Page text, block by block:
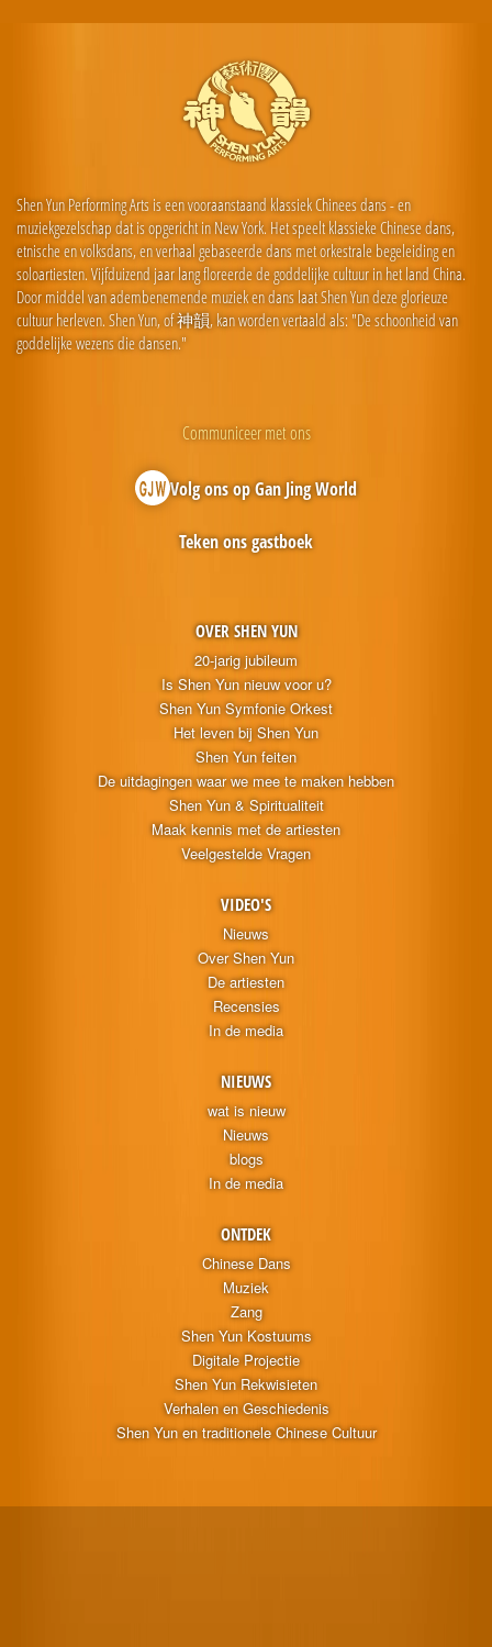
Shen Yun Performing Arts is een vooraanstaand klassiek Chinees dans - en
muziekgezelschap dat is opgericht in New York. Het speelt klassieke Chinese dans,
etnische en volksdans, en verhaal gebaseerde dans met orkestrale begeleiding en
soloartiesten. Vijfduizend jaar lang floreerde de goddelijke cultuur in het land China.
Door middel van adembenemende muziek en dans laat Shen Yun deze glorieuze
cultuur herleven. Shen Yun, of 神韻, kan worden vertaald als: "De schoonheid van
goddelijke wezens die dansen."
OVER SHEN YUN
20-jarig jubileum
Is Shen Yun nieuw voor u?
Shen Yun Symfonie Orkest
Het leven bij Shen Yun
Shen Yun feiten
De uitdagingen waar we mee te maken hebben
Shen Yun & Spiritualiteit
Maak kennis met de artiesten
Veelgestelde Vragen
VIDEO'S
Nieuws
Over Shen Yun
De artiesten
Recensies
In de media
NIEUWS
wat is nieuw
Nieuws
blogs
In de media
ONTDEK
Chinese Dans
Muziek
Zang
Shen Yun Kostuums
Digitale Projectie
Shen Yun Rekwisieten
Verhalen en Geschiedenis
Shen Yun en traditionele Chinese Cultuur
Communiceer met ons
Volg ons op Gan Jing World
Teken ons gastboek